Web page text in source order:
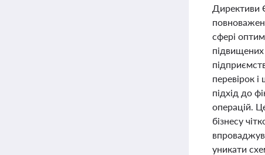
Директиви
сфері
перевірок
підхід до
операцій.
бізнесу
уникати